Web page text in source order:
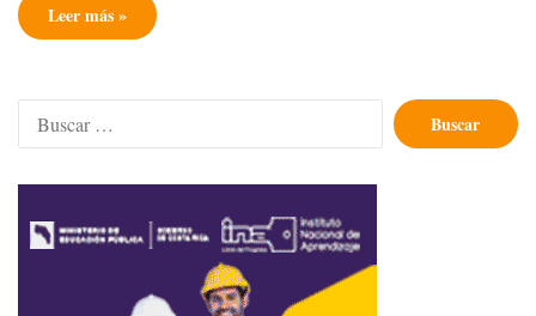
Leer más »
Buscar: